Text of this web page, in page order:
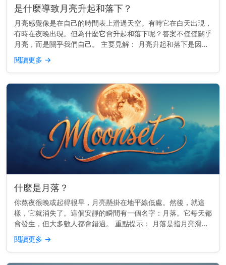
是什麼導致月亮升起和落下？
月亮感覺像是在自己的時間表上滑過天空。有時它在白天出現，
有時在夜晚出現。但為什麼它會升起和落下呢？答案不僅僅關乎
月亮，而是關乎我們自己。 主要見解： 月亮升起和落下是因為
地球在旋轉——而不是因為月亮移動得那麼快。 它真正移動的
原因 地球每2...
閱讀更多 →
什麼是月落？
你熬夜很晚或起得很早，月亮懸掛在地平線低處。然後，就這
樣，它就消失了。這個安靜的瞬間有一個名字：月落。它每天都
會發生，但大多數人都會錯過。 重點提示： 月落是指月亮滑落
到西方地平線以下，就像日落一樣，但較為柔和。 月落的運作
原理 地球由西向...
閱讀更多 →